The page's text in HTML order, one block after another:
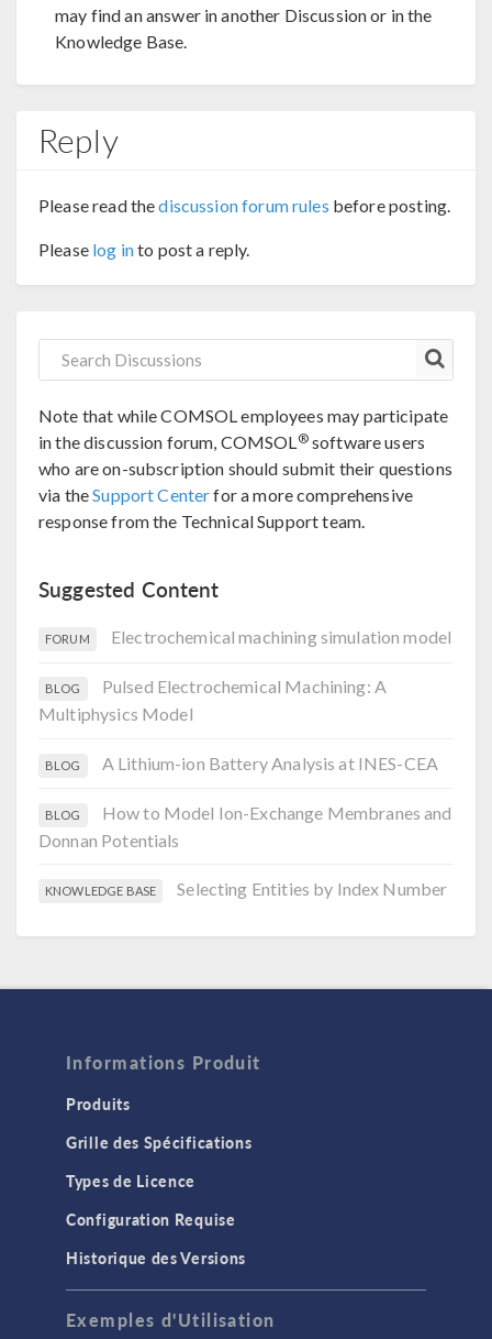
may find an answer in another Discussion or in the
Knowledge Base.
Reply
Please read thediscussion forum rules before posting.
Please log into post a reply.
Note that while COMSOL employees may participate
in the discussion forum, COMSOL®software users
who are on-subscription should submit their questions
via theSupport Centerfor a more comprehensive
response from the Technical Support team.
Suggested Content
FORUM Electrochemical machining simulation model
BLOG
Pulsed Electrochemical Machining: A
Multiphysics Model
BLOG A Lithium-ion Battery Analysis at INES-CEA
BLOG
How to Model Ion-Exchange Membranes and
Donnan Potentials
KNOWLEDGE BASE Selecting Entities by Index Number
Informations Produit
Produits
Grille des Spécifications
Types de Licence
Configuration Requise
Historique des Versions
Exemples d'Utilisation